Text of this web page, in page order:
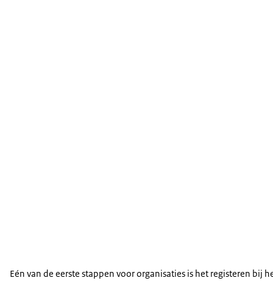
Eén van de eerste stappen voor organisaties is het registeren bij